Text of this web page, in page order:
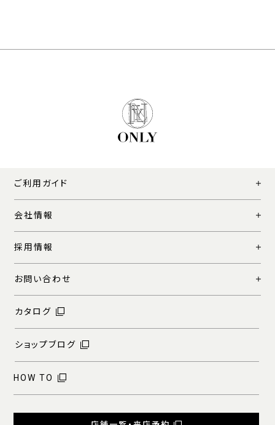
ご利用ガイド
会社情報
採用情報
お問い合わせ
カタログ
ショップブログ
HOW TO